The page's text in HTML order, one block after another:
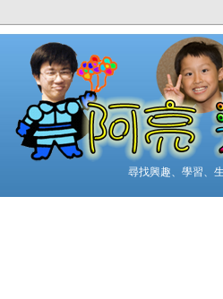
尋找興趣、學習、